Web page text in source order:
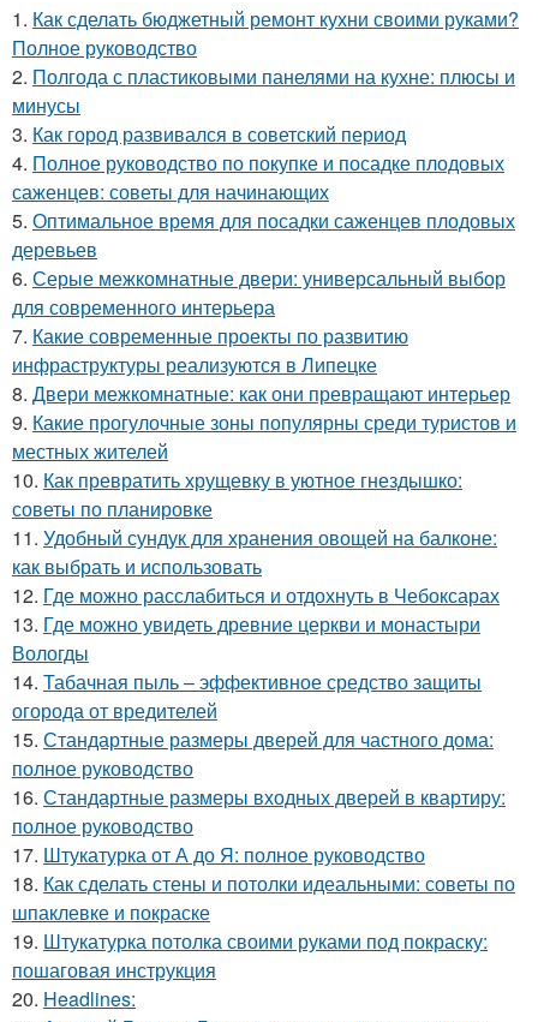
1. Как сделать бюджетный ремонт кухни своими руками?
Полное руководство
2. Полгода с пластиковыми панелями на кухне: плюсы и
минусы
3. Как город развивался в советский период
4. Полное руководство по покупке и посадке плодовых
саженцев: советы для начинающих
5. Оптимальное время для посадки саженцев плодовых
деревьев
6. Серые межкомнатные двери: универсальный выбор
для современного интерьера
7. Какие современные проекты по развитию
инфраструктуры реализуются в Липецке
8. Двери межкомнатные: как они превращают интерьер
9. Какие прогулочные зоны популярны среди туристов и
местных жителей
10. Как превратить хрущевку в уютное гнездышко:
советы по планировке
11. Удобный сундук для хранения овощей на балконе:
как выбрать и использовать
12. Где можно расслабиться и отдохнуть в Чебоксарах
13. Где можно увидеть древние церкви и монастыри
Вологды
14. Табачная пыль – эффективное средство защиты
огорода от вредителей
15. Стандартные размеры дверей для частного дома:
полное руководство
16. Стандартные размеры входных дверей в квартиру:
полное руководство
17. Штукатурка от А до Я: полное руководство
18. Как сделать стены и потолки идеальными: советы по
шпаклевке и покраске
19. Штукатурка потолка своими руками под покраску:
пошаговая инструкция
20. Headlines: